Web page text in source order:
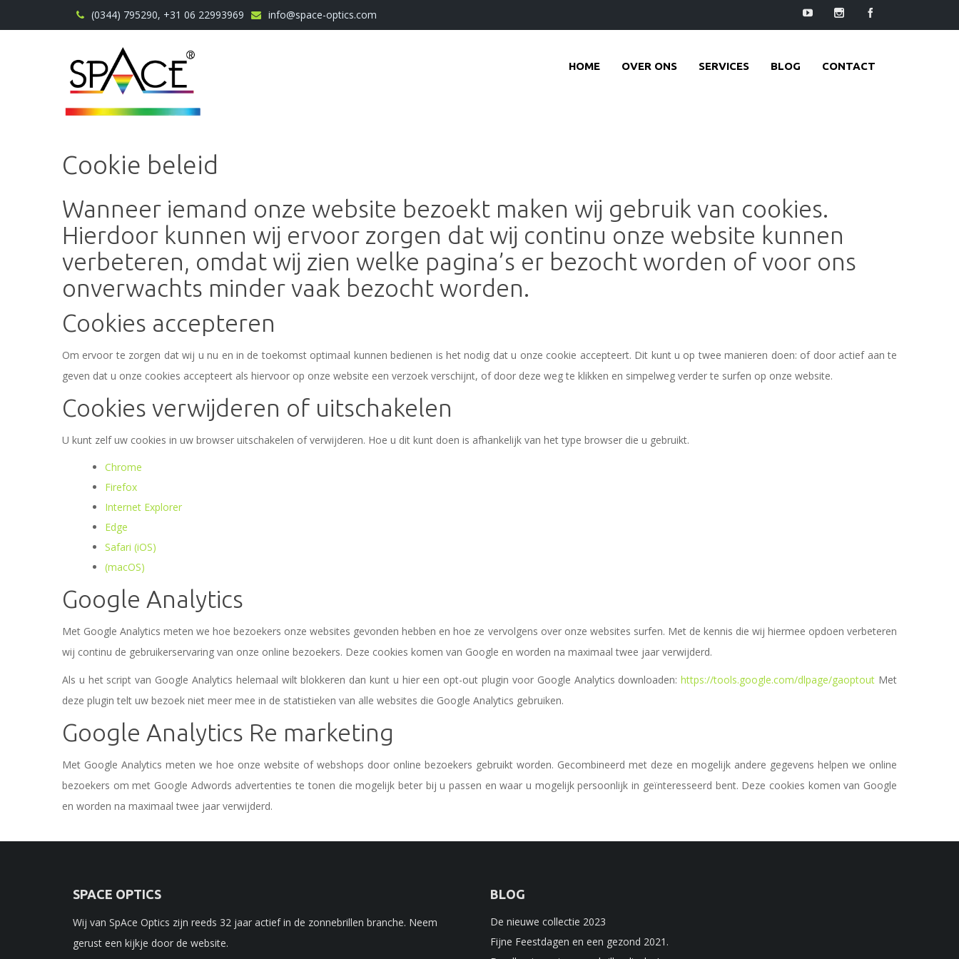
(0344) 795290, +31 06 22993969 info@space-optics.com
HOME OVER ONS SERVICES BLOG CONTACT
Cookie beleid
Wanneer iemand onze website bezoekt maken wij gebruik van cookies.
Hierdoor kunnen wij ervoor zorgen dat wij continu onze website kunnen
verbeteren, omdat wij zien welke pagina’s er bezocht worden of voor ons
onverwachts minder vaak bezocht worden.
Cookies accepteren
Om ervoor te zorgen dat wij u nu en in de toekomst optimaal kunnen bedienen is het nodig dat u onze cookie accepteert. Dit kunt u op twee manieren doen: of door actief aan te
geven dat u onze cookies accepteert als hiervoor op onze website een verzoek verschijnt, of door deze weg te klikken en simpelweg verder te surfen op onze website.
Cookies verwijderen of uitschakelen
U kunt zelf uw cookies in uw browser uitschakelen of verwijderen. Hoe u dit kunt doen is afhankelijk van het type browser die u gebruikt.
Chrome
Firefox
Internet Explorer
Edge
Safari (iOS)
(macOS)
Google Analytics
Met Google Analytics meten we hoe bezoekers onze websites gevonden hebben en hoe ze vervolgens over onze websites surfen. Met de kennis die wij hiermee opdoen verbeteren
wij continu de gebruikerservaring van onze online bezoekers. Deze cookies komen van Google en worden na maximaal twee jaar verwijderd.
Als u het script van Google Analytics helemaal wilt blokkeren dan kunt u hier een opt-out plugin voor Google Analytics downloaden:https://tools.google.com/dlpage/gaoptout Met
deze plugin telt uw bezoek niet meer mee in de statistieken van alle websites die Google Analytics gebruiken.
Google Analytics Re marketing
Met Google Analytics meten we hoe onze website of webshops door online bezoekers gebruikt worden. Gecombineerd met deze en mogelijk andere gegevens helpen we online
bezoekers om met Google Adwords advertenties te tonen die mogelijk beter bij u passen en waar u mogelijk persoonlijk in geïnteresseerd bent. Deze cookies komen van Google
en worden na maximaal twee jaar verwijderd.
SPACE OPTICS
Wij van SpAce Optics zijn reeds 32 jaar actief in de zonnebrillen branche. Neem
gerust een kijkje door de website.
BLOG
De nieuwe collectie 2023
Fijne Feestdagen en een gezond 2021.